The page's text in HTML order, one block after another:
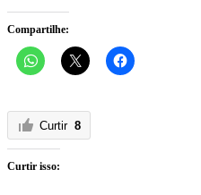
Compartilhe:
Curtir 8
Curtir isso: